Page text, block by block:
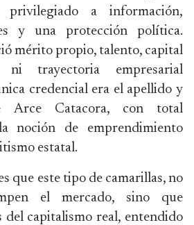
privilegiado a información,
y una protección política.
mérito propio, talento, capital
trayectoria empresarial
credencial era el apellido y
Arce Catacora, con total
noción de emprendimiento
estatal.
que este tipo de camarillas, no
el mercado, sino que
del capitalismo real, entendido